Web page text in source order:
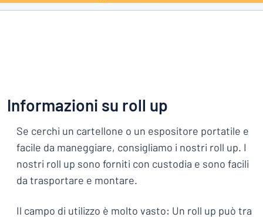
Informazioni su roll up
Se cerchi un cartellone o un espositore portatile e
facile da maneggiare, consigliamo i nostri roll up. I
nostri roll up sono forniti con custodia e sono facili
da trasportare e montare.
Il campo di utilizzo è molto vasto: Un roll up può tra